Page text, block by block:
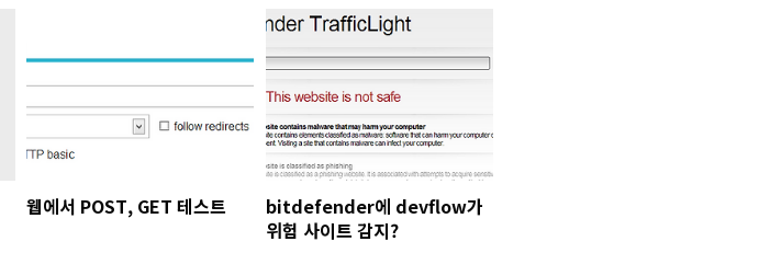
웹에서 POST, GET 테스트
bitdefender에 devflow가
위험 사이트 감지?